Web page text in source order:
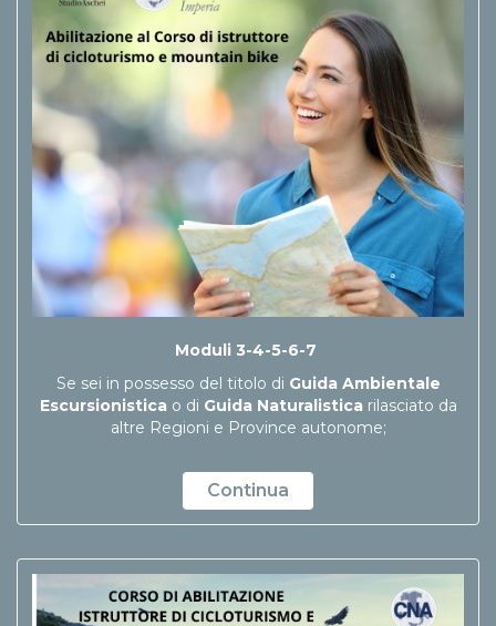
Moduli 3-4-5-6-7
Se sei in possesso del titolo di Guida Ambientale
Escursionisticao di Guida Naturalisticarilasciato da
altre Regioni e Province autonome;
Continua